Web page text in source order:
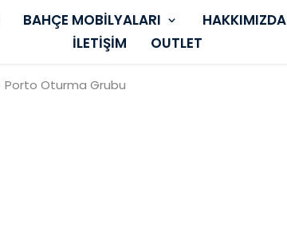
BAHÇE MOBİLYALARI HAKKIMIZDA
İLETİŞİM
OUTLET
Porto Oturma Grubu